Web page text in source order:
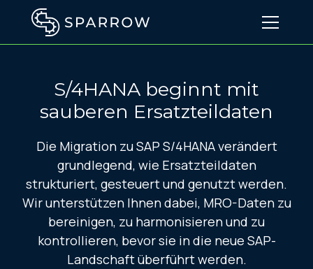
S/4HANA beginnt mit
sauberen Ersatzteildaten
Die Migration zu SAP S/4HANA verändert
grundlegend, wie Ersatzteildaten
strukturiert, gesteuert und genutzt werden.
Wir unterstützen Ihnen dabei, MRO-Daten zu
bereinigen, zu harmonisieren und zu
kontrollieren, bevor sie in die neue SAP-
Landschaft überführt werden.